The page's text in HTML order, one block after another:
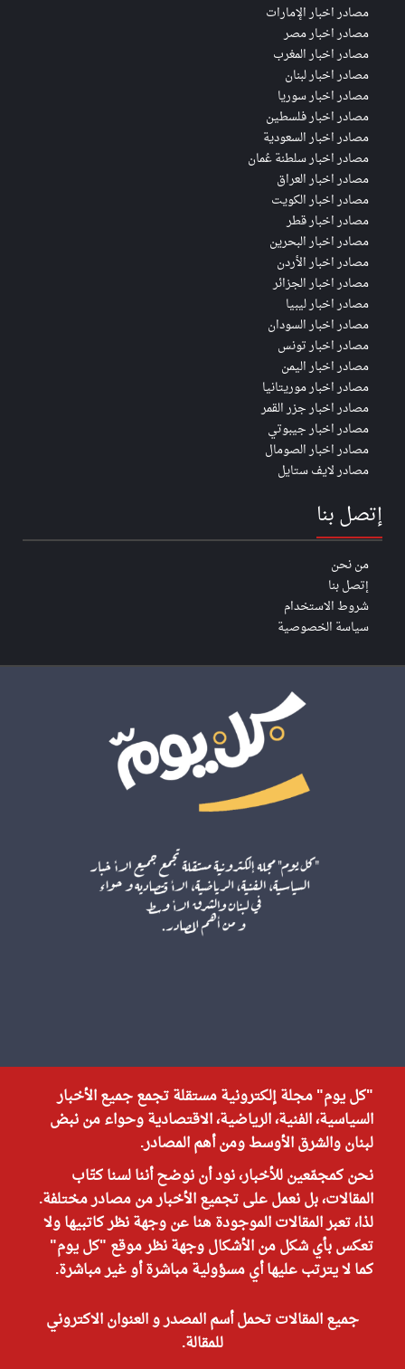
مصادر اخبار الإمارات
مصادر اخبار مصر
مصادر اخبار المغرب
مصادر اخبار لبنان
مصادر اخبار سوريا
مصادر اخبار فلسطين
مصادر اخبار السعودية
مصادر اخبار سلطنة عُمان
مصادر اخبار العراق
مصادر اخبار الكويت
مصادر اخبار قطر
مصادر اخبار البحرين
مصادر اخبار الأردن
مصادر اخبار الجزائر
مصادر اخبار ليبيا
مصادر اخبار السودان
مصادر اخبار تونس
مصادر اخبار اليمن
مصادر اخبار موريتانيا
مصادر اخبار جزر القمر
مصادر اخبار جيبوتي
مصادر اخبار الصومال
مصادر لايف ستايل
إتصل بنا
من نحن
إتصل بنا
شروط الاستخدام
سياسة الخصوصية
"كل يوم" مجلة إلكترونية مستقلة تجمع جميع الأخبار
السياسية، الفنية، الرياضية، الاقتصادية وحواء من نبض
لبنان والشرق الأوسط ومن أهم المصادر.
نحن كمجمّعين للأخبار، نود أن نوضح أننا لسنا كتّاب
المقالات، بل نعمل على تجميع الأخبار من مصادر مختلفة.
لذا، تعبر المقالات الموجودة هنا عن وجهة نظر كاتبيها ولا
تعكس بأي شكل من الأشكال وجهة نظر موقع "كل يوم"
كما لا يترتب عليها أي مسؤولية مباشرة أو غير مباشرة.
جميع المقالات تحمل أسم المصدر و العنوان الاكتروني
للمقالة.